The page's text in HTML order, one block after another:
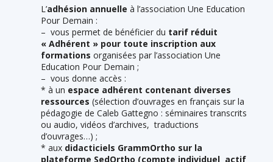
L’adhésion annuelle à l’association Une Education
Pour Demain :
– vous permet de bénéficier du tarif réduit
« Adhérent » pour toute inscription aux
formations organisées par l’association Une
Education Pour Demain ;
– vous donne accès :
* à un espace adhérent contenant diverses
ressources (sélection d’ouvrages en français sur la
pédagogie de Caleb Gattegno : séminaires transcrits
ou audio, vidéos d’archives, traductions
d’ouvrages…) ;
* aux didacticiels GrammOrtho sur la
plateforme SedOrtho (compte individuel actif